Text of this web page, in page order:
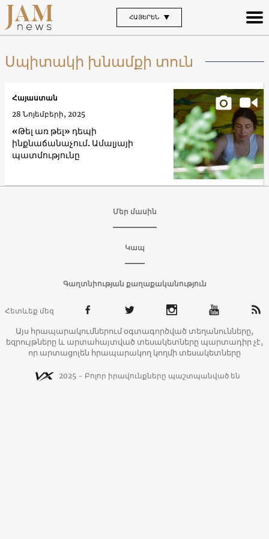
ՀԱՅԵՐԵՆ
Սպիտակի խնամքի տուն
«Թել առ թել» դեպի
ինքնաճանաչում. Ամալյայի
պատմությունը
Հայաստան
28 Նոյեմբերի, 2025
Մեր մասին
Կապ
Գաղտնիության քաղաքականություն
Հետևեք մեզ
Այս հրապարակումներում օգտագործված տեղանունները,
եզրույթները և արտահայտված տեսակետները պարտադիր չէ,
որ արտացոլեն հրապարակող կողմի տեսակետները
2025 - Բոլոր իրավունքները պաշտպանված են